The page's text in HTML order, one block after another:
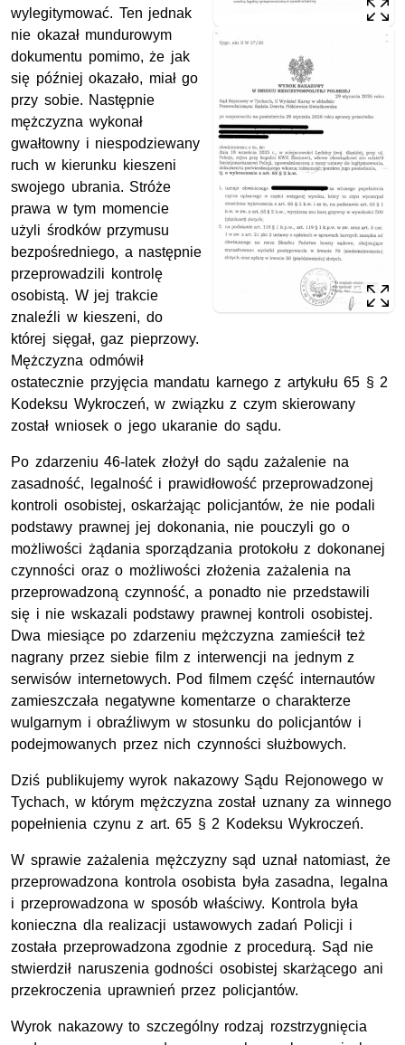
wylegitymować. Ten jednak
nie okazał mundurowym
dokumentu pomimo, że jak
się później okazało, miał go
przy sobie. Następnie
mężczyzna wykonał
gwałtowny i niespodziewany
ruch w kierunku kieszeni
swojego ubrania. Stróże
prawa w tym momencie
użyli środków przymusu
bezpośredniego, a następnie
przeprowadzili kontrolę
osobistą. W jej trakcie
znaleźli w kieszeni, do
której sięgał, gaz pieprzowy.
Mężczyzna odmówił
ostatecznie przyjęcia mandatu karnego z artykułu 65 § 2
Kodeksu Wykroczeń, w związku z czym skierowany
został wniosek o jego ukaranie do sądu.
Po zdarzeniu 46-latek złożył do sądu zażalenie na
zasadność, legalność i prawidłowość przeprowadzonej
kontroli osobistej, oskarżając policjantów, że nie podali
podstawy prawnej jej dokonania, nie pouczyli go o
możliwości żądania sporządzania protokołu z dokonanej
czynności oraz o możliwości złożenia zażalenia na
przeprowadzoną czynność, a ponadto nie przedstawili
się i nie wskazali podstawy prawnej kontroli osobistej.
Dwa miesiące po zdarzeniu mężczyzna zamieścił też
nagrany przez siebie film z interwencji na jednym z
serwisów internetowych. Pod filmem część internautów
zamieszczała negatywne komentarze o charakterze
wulgarnym i obraźliwym w stosunku do policjantów i
podejmowanych przez nich czynności służbowych.
Dziś publikujemy wyrok nakazowy Sądu Rejonowego w
Tychach, w którym mężczyzna został uznany za winnego
popełnienia czynu z art. 65 § 2 Kodeksu Wykroczeń.
W sprawie zażalenia mężczyzny sąd uznał natomiast, że
przeprowadzona kontrola osobista była zasadna, legalna
i przeprowadzona w sposób właściwy. Kontrola była
konieczna dla realizacji ustawowych zadań Policji i
została przeprowadzona zgodnie z procedurą. Sąd nie
stwierdził naruszenia godności osobistej skarżącego ani
przekroczenia uprawnień przez policjantów.
Wyrok nakazowy to szczególny rodzaj rozstrzygnięcia